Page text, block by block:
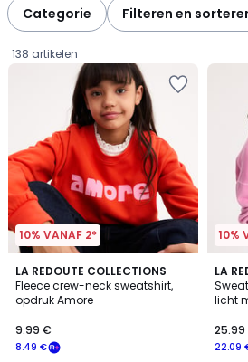
Categorie Filteren en
138 artikelen
10% VANAF 2*
LA REDOUTE COLLECTIONS
Fleece crew-neck sweatshirt,
opdruk Amore
€
Schrijf
8.49 €
9.99 €
3.9
/ 5
10%
LA
licht
22.09